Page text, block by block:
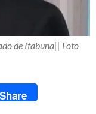
de Itabuna|| Foto
Share